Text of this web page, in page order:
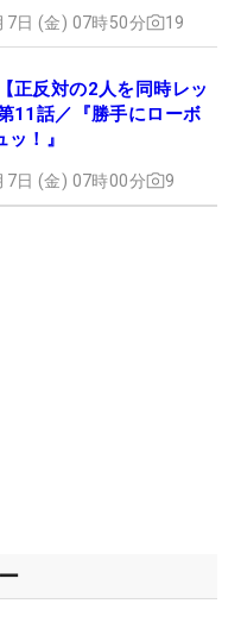
7日 (金) 07時50分 19
正反対の2人を同時レッ
11話／『勝手にローボ
！』
7日 (金) 07時00分 9